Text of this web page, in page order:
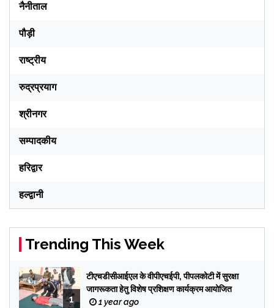
नैनीताल
पौड़ी
राष्ट्रीय
रुद्रप्रयाग
श्रीनगर
सम्पादकीय
हरिद्वार
हल्द्वानी
Trending This Week
1
टीएचडीसीआईएल के वीपीएचईपी, पीपलकोटी में सुरक्षा
जागरूकता हेतु विशेष प्रशिक्षण कार्यक्रम आयोजित
1 year ago